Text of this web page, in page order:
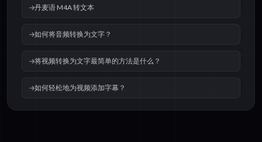
丹麦语 M4A 转文本
如何将音频转换为文字？
将视频转换为文字最简单的方法是什么？
如何轻松地为视频添加字幕？